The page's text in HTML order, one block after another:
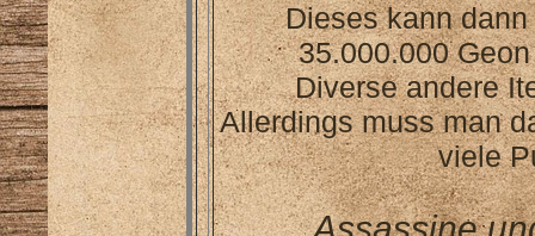
Dieses kann
35.000.000
Diverse andere
Allerdings muss man
viele